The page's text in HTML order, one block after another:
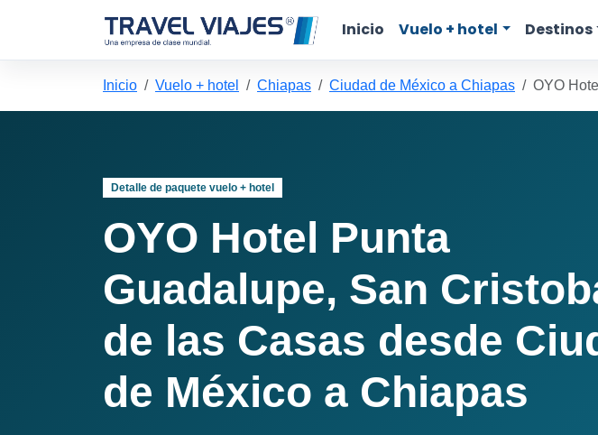
Inicio Vuelo + hotel Destinos
Inicio Vuelo + hotel Chiapas Ciudad de México a Chiapas OYO
Detalle de paquete vuelo + hotel
OYO Hotel Punta
Guadalupe, San
de las Casas desde
de México a Chiapas